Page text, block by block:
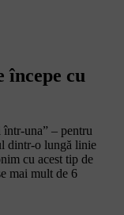
începe cu
una” – pentru
dintr-o lungă linie
cu acest tip de
mai mult de 6